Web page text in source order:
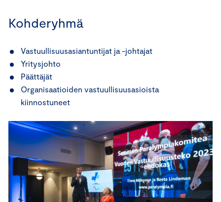
Kohderyhmä
Vastuullisuusasiantuntijat ja -johtajat
Yritysjohto
Päättäjät
Organisaatioiden vastuullisuusasioista
kiinnostuneet